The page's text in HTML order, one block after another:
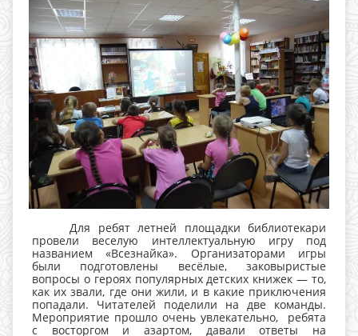
Для ребят летней площадки библиотекари
провели веселую интеллектуальную игру под
названием «Всезнайка». Организаторами игры
были подготовлены весёлые, заковыристые
вопросы о героях популярных детских книжек — то,
как их звали, где они жили, и в какие приключения
попадали. Читателей поделили на две команды.
Мероприятие прошло очень увлекательно, ребята
с восторгом и азартом, давали ответы на